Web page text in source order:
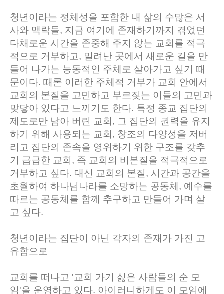
청년이라는 정체성을 포함한 내 삶의 수많은 서
사와 맥락들, 지금 여기에 존재하기까지 겪었던
다채로운 시간을 존중해 주지 않는 교회를 적극
적으로 거부하고, 밀려난 곳에서 새로운 길을 만
들어 나가는 능동적인 주체로 살아가고 싶기 때
문이다. 때론 이러한 주체적 거부가 교회 안에서
교회의 본질을 고민하고 부르짖는 이들의 고민과
맞닿아 있다고 느끼기도 한다. 특정 종교 집단의
제도로만 남아 버린 교회, 그 집단의 권력을 유지
하기 위해 사용되는 교회, 창조의 다양성을 저버
리고 집단의 존속을 영위하기 위한 구조를 갖추
기 급급한 교회, 즉 교회의 비본질을 적극적으로
거부하고 싶다. 대신 교회의 본질, 시간과 공간을
초월하여 하나님나라를 소망하는 공동체, 예수를
따르는 공동체를 함께 추구하고 만들어 가며 살
고 싶다.
청년이라는 집단이 아닌 각자의 존재가 가진 고
유함으로
교회를 떠나고 '교회 가기 싫은 사람들의 순 모
임'을 운영하고 있다. 아이러니하게도 이 모임에